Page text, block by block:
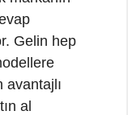
Gelin hep
avantajlı
al